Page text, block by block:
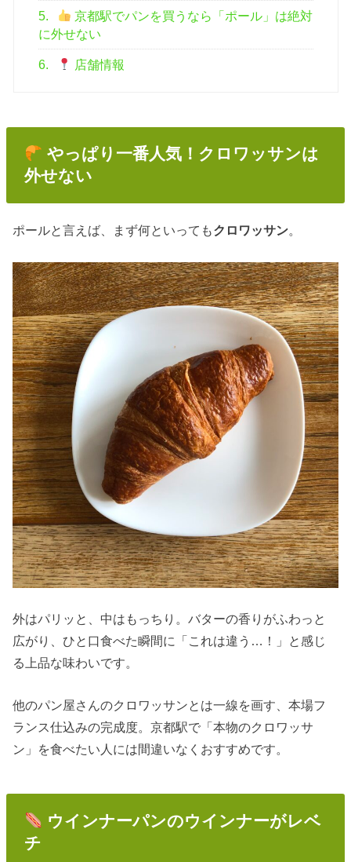
5.
京都駅でパンを買うなら「ポール」は絶対
に外せない
6. 店舗情報
やっぱり一番人気！クロワッサンは
外せない
ポールと言えば、まず何といってもクロワッサン。
外はパリッと、中はもっちり。バターの香りがふわっと
広がり、ひと口食べた瞬間に「これは違う…！」と感じ
る上品な味わいです。
他のパン屋さんのクロワッサンとは一線を画す、本場フ
ランス仕込みの完成度。京都駅で「本物のクロワッサ
ン」を食べたい人には間違いなくおすすめです。
ウインナーパンのウインナーがレベ
チ